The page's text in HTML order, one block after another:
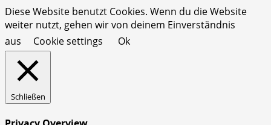
Diese Website benutzt Cookies. Wenn du die Website
weiter nutzt, gehen wir von deinem Einverständnis
aus
Cookie settings Ok
Schließen